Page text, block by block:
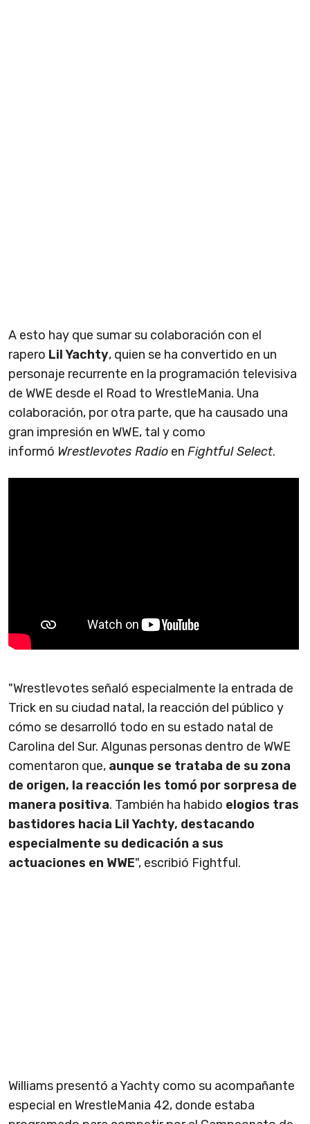
A esto hay que sumar su colaboración con el
rapero Lil Yachty, quien se ha convertido en un
personaje recurrente en la programación televisiva
de WWE desde el Road to WrestleMania. Una
colaboración, por otra parte, que ha causado una
gran impresión en WWE, tal y como
informó Wrestlevotes Radio en Fightful Select.
"Wrestlevotes señaló especialmente la entrada de
Trick en su ciudad natal, la reacción del público y
cómo se desarrolló todo en su estado natal de
Carolina del Sur. Algunas personas dentro de WWE
comentaron que, aunque se trataba de su zona
de origen, la reacción les tomó por sorpresa de
manera positiva. También ha habido elogios tras
bastidores hacia Lil Yachty, destacando
especialmente su dedicación a sus
actuaciones en WWE", escribió Fightful.
Williams presentó a Yachty como su acompañante
especial en WrestleMania 42, donde estaba